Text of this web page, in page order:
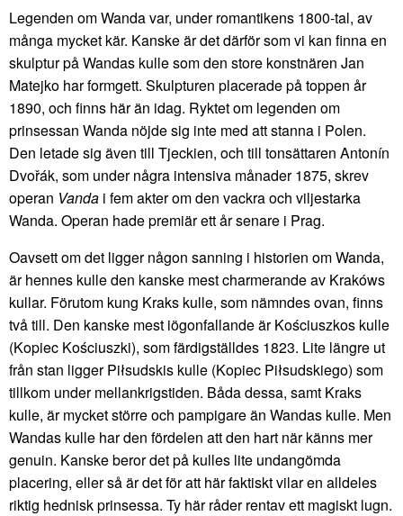
Legenden om Wanda var, under romantikens 1800-tal, av
många mycket kär. Kanske är det därför som vi kan finna en
skulptur på Wandas kulle som den store konstnären Jan
Matejko har formgett. Skulpturen placerade på toppen år
1890, och finns här än idag. Ryktet om legenden om
prinsessan Wanda nöjde sig inte med att stanna i Polen.
Den letade sig även till Tjeckien, och till tonsättaren Antonín
Dvořák, som under några intensiva månader 1875, skrev
operan Vanda i fem akter om den vackra och viljestarka
Wanda. Operan hade premiär ett år senare i Prag.
Oavsett om det ligger någon sanning i historien om Wanda,
är hennes kulle den kanske mest charmerande av Krakóws
kullar. Förutom kung Kraks kulle, som nämndes ovan, finns
två till. Den kanske mest iögonfallande är Kościuszkos kulle
(Kopiec Kościuszki), som färdigställdes 1823. Lite längre ut
från stan ligger Piłsudskis kulle (Kopiec Piłsudskiego) som
tillkom under mellankrigstiden. Båda dessa, samt Kraks
kulle, är mycket större och pampigare än Wandas kulle. Men
Wandas kulle har den fördelen att den hart när känns mer
genuin. Kanske beror det på kulles lite undangömda
placering, eller så är det för att här faktiskt vilar en alldeles
riktig hednisk prinsessa. Ty här råder rentav ett magiskt lugn.